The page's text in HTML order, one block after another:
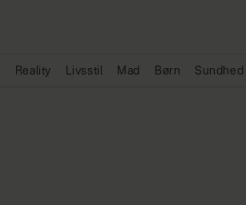
Reality Livsstil Mad Børn Sundhed